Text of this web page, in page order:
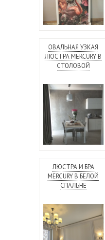
ОВАЛЬНАЯ УЗКАЯ
ЛЮСТРА MERCURY В
СТОЛОВОЙ
ЛЮСТРА И БРА
MERCURY В БЕЛОЙ
СПАЛЬНЕ